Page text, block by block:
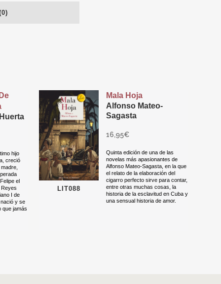
hijo
creció
el
I de
y se
que jamás
LIT088
Mala Hoja
Alfonso Mateo-
Sagasta
16,95€
Quinta edición de una de las
novelas más apasionantes de
Alfonso Mateo-Sagasta, en la que
el relato de la elaboración del
cigarro perfecto sirve para contar,
entre otras muchas cosas, la
historia de la esclavitud en Cuba y
una sensual historia de amor.